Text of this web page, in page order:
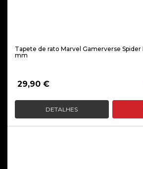
Tapete de rato Marvel Gamerverse Spider
mm
29,90 €
DETALHES